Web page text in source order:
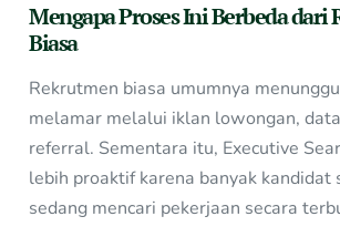
Mengapa Proses Ini Berbeda dari
Biasa
Rekrutmen biasa umumnya
melamar melalui iklan lowongan,
referral. Sementara itu, Executive
lebih proaktif karena banyak kandidat
sedang mencari pekerjaan secara